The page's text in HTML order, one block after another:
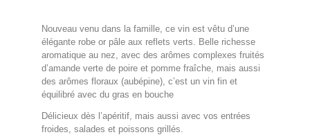
Nouveau venu dans la famille, ce vin est vêtu d’une
élégante robe or pâle aux reflets verts. Belle richesse
aromatique au nez, avec des arômes complexes fruités
d’amande verte de poire et pomme fraîche, mais aussi
des arômes floraux (aubépine), c’est un vin fin et
équilibré avec du gras en bouche
Délicieux dès l’apéritif, mais aussi avec vos entrées
froides, salades et poissons grillés.